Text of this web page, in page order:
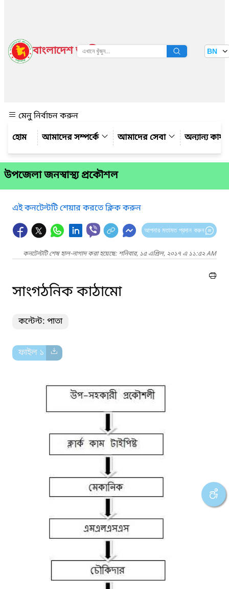
বাংলাদেশ জাতীয় তথ্য বাতায়ন BN
মেনু নির্বাচন করুন
আমাদের সম্পর্কে
আমাদের সেবা অন্যান্য
উপজেলা জনস্বাস্থ্য প্রকৌশল
এই কনটেন্টটি শেয়ার করতে ক্লিক করুন
আপনার মতামত প্রদান করুন
কনটেন্টটি শেষ হাল-নাগাদ করা হয়েছে: শনিবার, ১৫ এপ্রিল, ২০১৭ এ ১১:৫২ AM
সাংগঠনিক কাঠামো
কন্টেন্ট: পাতা
ফাইল ১